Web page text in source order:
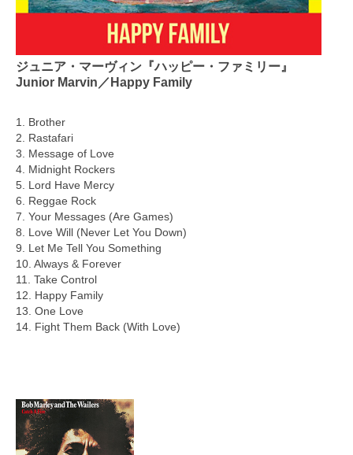
ジュニア・マーヴィン『ハッピー・ファミリー』
Junior Marvin／Happy Family
1. Brother
2. Rastafari
3. Message of Love
4. Midnight Rockers
5. Lord Have Mercy
6. Reggae Rock
7. Your Messages (Are Games)
8. Love Will (Never Let You Down)
9. Let Me Tell You Something
10. Always & Forever
11. Take Control
12. Happy Family
13. One Love
14. Fight Them Back (With Love)